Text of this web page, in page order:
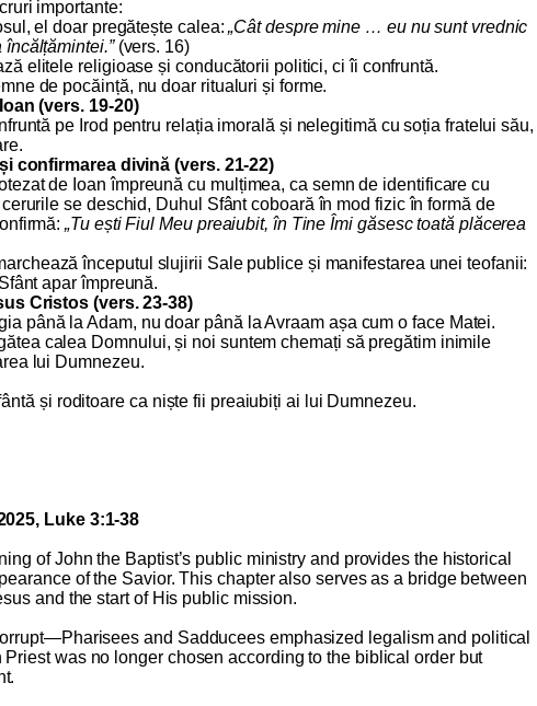
importante:
el doar pregătește calea:„Cât despre mine … eu nu sunt vrednic
(vers. 16)
elitele religioase și conducătorii politici, ci îi confruntă.
de pocăință, nu doar ritualuri și forme.
(vers. 19-20)
pe Irod pentru relația imorală și nelegitimă cu soția fratelui său,
confirmarea divină (vers. 21-22)
de Ioan împreună cu mulțimea, ca semn de identificare cu
se deschid, Duhul Sfânt coboară în mod fizic în formă de
„Tu ești Fiul Meu preaiubit, în Tine Îmi găsesc toată plăcerea
începutul slujirii Sale publice și manifestarea unei teofanii:
apar împreună.
Cristos (vers. 23-38)
până la Adam, nu doar până la Avraam așa cum o face Matei.
calea Domnului, și noi suntem chemați să pregătim inimile
lui Dumnezeu.
și roditoare ca niște fii preaiubiți ai lui Dumnezeu.
Luke 3:1-38
of John the Baptist’s public ministry and provides the historical
of the Savior. This chapter also serves as a bridge between
and the start of His public mission.
and Sadducees emphasized legalism and political
was no longer chosen according to the biblical order but